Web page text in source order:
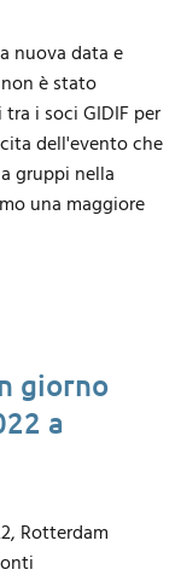
nuova data e
è stato
i soci GIDIF per
dell'evento che
gruppi nella
una maggiore
giorno
a
Rotterdam